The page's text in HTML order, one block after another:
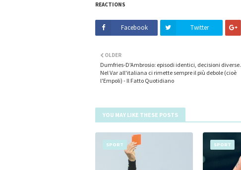
REACTIONS
Facebook Twitter
OLDER
Dumfries-D'Ambrosio: episodi identici, decisioni diverse.
Nel Var all'italiana ci rimette sempre il più debole (cioè
l'Empoli) - Il Fatto Quotidiano
YOU MAY LIKE THESE POSTS
SPORT SPORT